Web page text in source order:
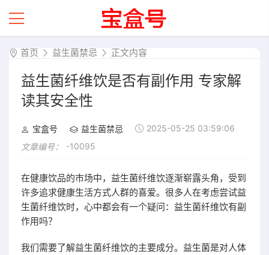
首页 益生菌禁忌 正文内容
益生菌纤维饮是否有副作用 专家解
读其安全性
宝盒号 益生菌禁忌
2025-05-25 03:59:06
文章编号：
-10095
在健康饮品的市场中，益生菌纤维饮逐渐崭露头角，受到
许多追求健康生活方式人群的喜爱。很多人在考虑尝试益
生菌纤维饮时，心中都会有一个疑问：益生菌纤维饮有副
作用吗？
我们需要了解益生菌纤维饮的主要成分。益生菌是对人体